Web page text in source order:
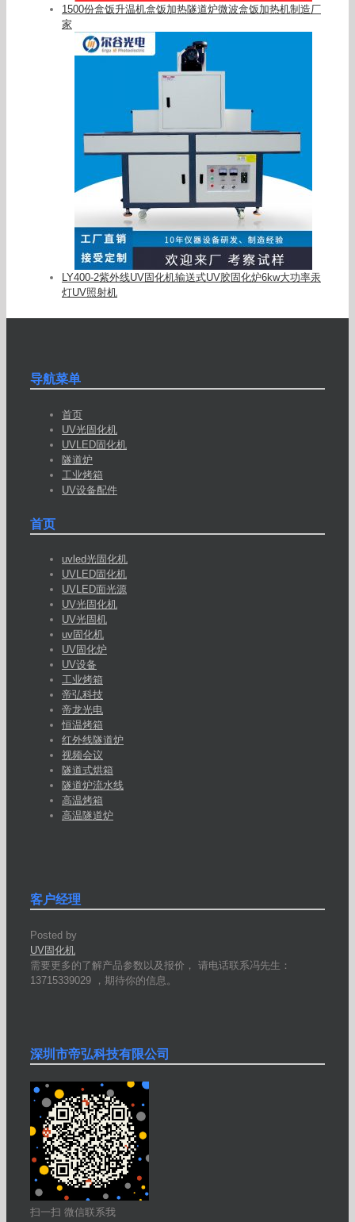
1500份盒饭升温机盒饭加热隧道炉微波盒饭加热机制造厂
家
LY400-2紫外线UV固化机输送式UV胶固化炉6kw大功率汞
灯UV照射机
导航菜单
首页
UV光固化机
UVLED固化机
隧道炉
工业烤箱
UV设备配件
首页
uvled光固化机
UVLED固化机
UVLED面光源
UV光固化机
UV光固机
uv固化机
UV固化炉
UV设备
工业烤箱
帝弘科技
帝龙光电
恒温烤箱
红外线隧道炉
视频会议
隧道式烘箱
隧道炉流水线
高温烤箱
高温隧道炉
客户经理
Posted by
UV固化机
需要更多的了解产品参数以及报价， 请电话联系冯先生：
13715339029 ，期待你的信息。
深圳市帝弘科技有限公司
扫一扫 微信联系我